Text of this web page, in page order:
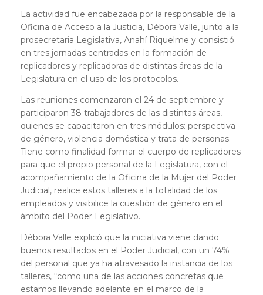
La actividad fue encabezada por la responsable de la
Oficina de Acceso a la Justicia, Débora Valle, junto a la
prosecretaria Legislativa, Anahí Riquelme y consistió
en tres jornadas centradas en la formación de
replicadores y replicadoras de distintas áreas de la
Legislatura en el uso de los protocolos.
Las reuniones comenzaron el 24 de septiembre y
participaron 38 trabajadores de las distintas áreas,
quienes se capacitaron en tres módulos: perspectiva
de género, violencia doméstica y trata de personas.
Tiene como finalidad formar el cuerpo de replicadores
para que el propio personal de la Legislatura, con el
acompañamiento de la Oficina de la Mujer del Poder
Judicial, realice estos talleres a la totalidad de los
empleados y visibilice la cuestión de género en el
ámbito del Poder Legislativo.
Débora Valle explicó que la iniciativa viene dando
buenos resultados en el Poder Judicial, con un 74%
del personal que ya ha atravesado la instancia de los
talleres, “como una de las acciones concretas que
estamos llevando adelante en el marco de la